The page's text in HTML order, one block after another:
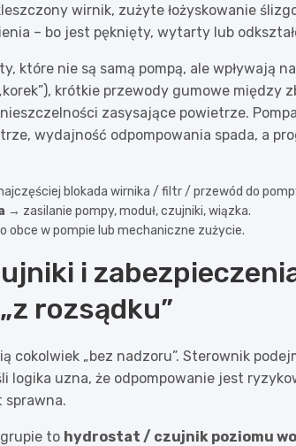
wirnik, zużyte łożyskowanie
– bo jest pęknięty, wytarty lub
które nie są samą pompą, ale wpływają
krótkie przewody gumowe między
zasysające powietrze.
wydajność odpompowania spada, a
blokada wirnika / filtr / przewód do
→ zasilanie pompy, moduł, czujniki, wiązka.
obce w pompie lub mechaniczne zużycie.
i
rozsądku”
cokolwiek „bez nadzoru”. Sterownik
logika uzna, że odpompowanie jest
sprawna.
to hydrostat / czujnik poziomu